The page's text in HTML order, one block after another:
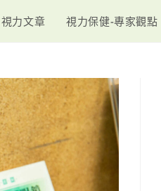
視力文章 視力保健-專家觀點